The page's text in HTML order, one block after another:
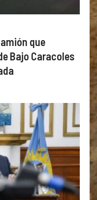
que
Bajo Caracoles